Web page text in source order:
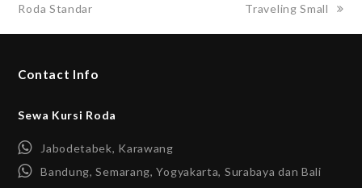
post:
Roda Standar
post:Traveling Small
Contact Info
Sewa Kursi Roda
Jabodetabek, Karawang
Bandung, Semarang, Yogyakarta, Surabaya dan Bali